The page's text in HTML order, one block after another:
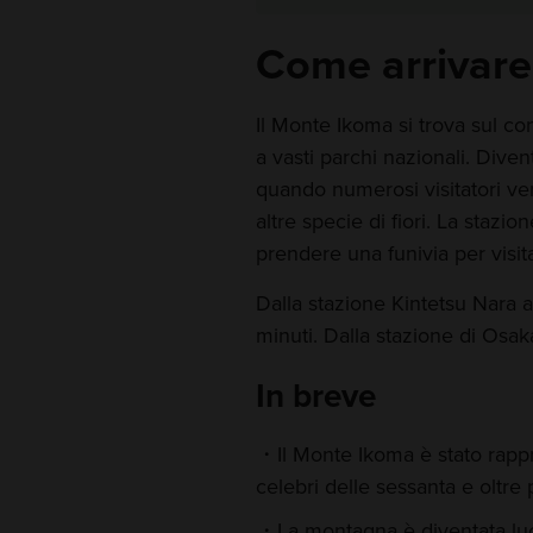
Come arrivare
Il Monte Ikoma si trova sul
a vasti parchi nazionali.
quando numerosi visitatori
altre specie di fiori. La
prendere una funivia per
Dalla stazione Kintetsu Nara
minuti. Dalla stazione di
In breve
Il Monte Ikoma è stato
celebri delle sessanta e oltre